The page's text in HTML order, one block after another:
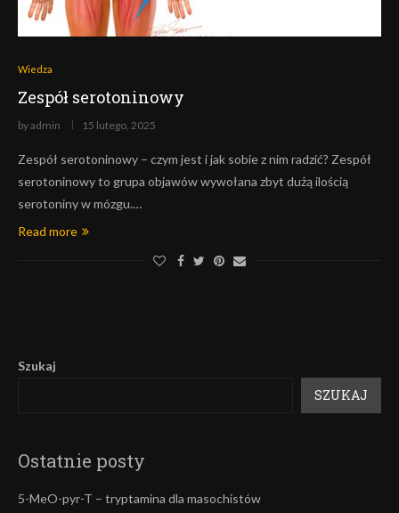
Wiedza
Zespół serotoninowy
byadmin 15 lutego, 2025
Zespół serotoninowy – czym jest i jak sobie z nim radzić? Zespół
serotoninowy to grupa objawów wywołana zbyt dużą ilością
serotoniny w mózgu.…
Read more
Szukaj
SZUKAJ
Ostatnie posty
5-MeO-pyr-T – tryptamina dla masochistów